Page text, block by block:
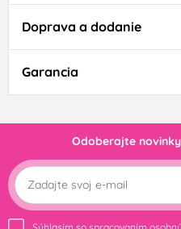
Doprava a dodanie
Garancia
Odoberajte